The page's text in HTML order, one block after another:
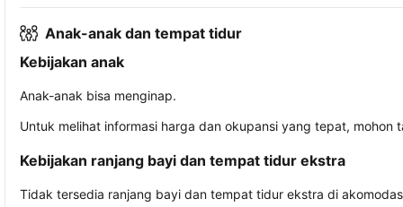
Anak-anak dan tempat tidur
Kebijakan anak
Anak-anak bisa menginap.
Untuk melihat informasi harga dan okupansi yang tepat,
Kebijakan ranjang bayi dan tempat tidur ekstra
Tidak tersedia ranjang bayi dan tempat tidur ekstra di